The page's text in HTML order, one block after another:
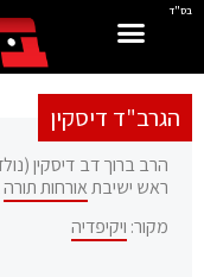
בס"ד
הגרב"ד דיסקין
ראש ישיבתאורחות תורה
מקור: ויקיפדיה